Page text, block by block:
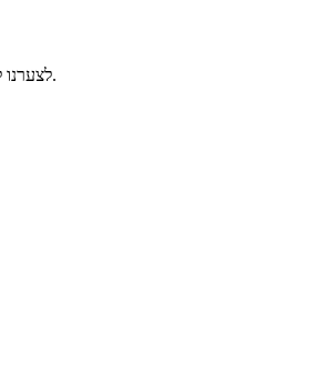
לצערנו לא נוכל להציג את התוכן המבוקש כרגע.